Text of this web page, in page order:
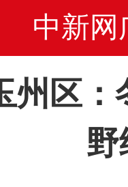
中新网
州区：
野